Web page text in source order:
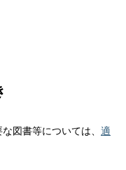
図書等については、 適